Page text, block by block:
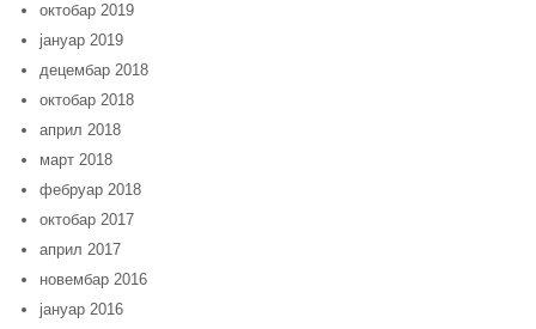
октобар 2019
јануар 2019
децембар 2018
октобар 2018
април 2018
март 2018
фебруар 2018
октобар 2017
април 2017
новембар 2016
јануар 2016